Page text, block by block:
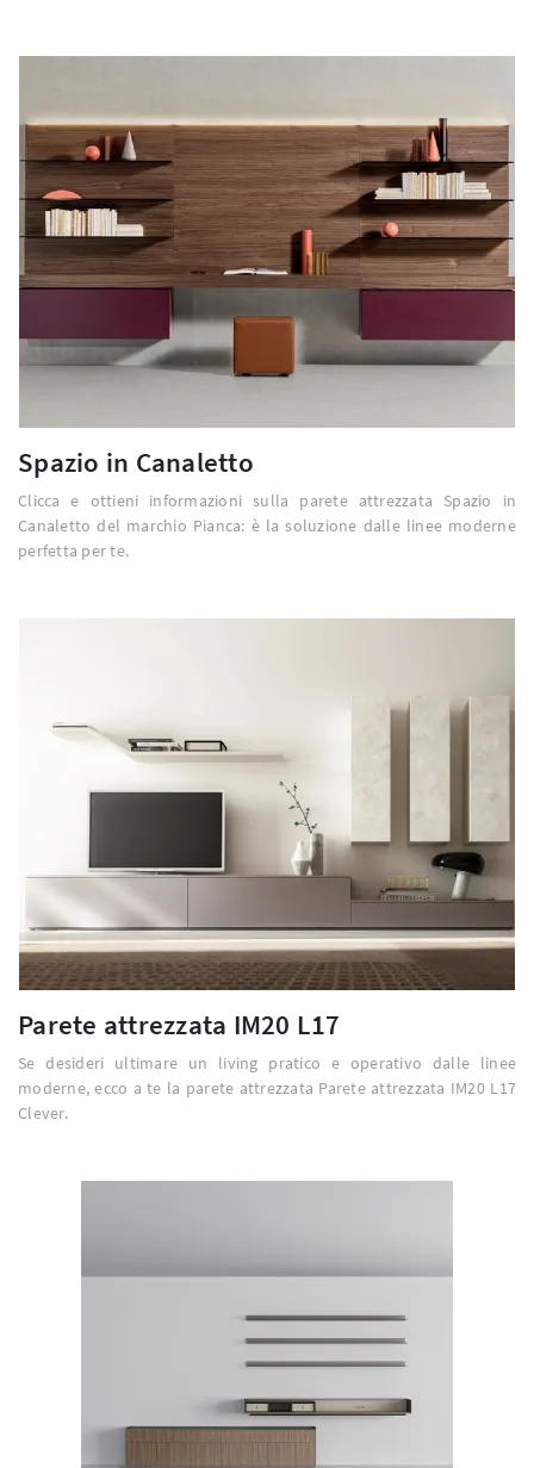
Spazio in Canaletto
Clicca e ottieni informazioni sulla parete attrezzata Spazio in
Canaletto del marchio Pianca: è la soluzione dalle linee moderne
perfetta per te.
Parete attrezzata IM20 L17
Se desideri ultimare un living pratico e operativo dalle linee
moderne, ecco a te la parete attrezzata Parete attrezzata IM20 L17
Clever.